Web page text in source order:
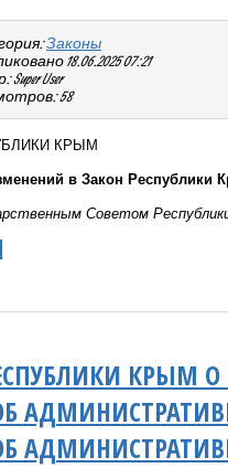
Законы
18.06.2025 07:21
User
58
КРЫМ
в Закон Республики
Советом
КРЫМ О